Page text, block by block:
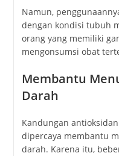
Namun,
dengan kondisi tubuh
orang yang memiliki
mengonsumsi obat
Membantu
Darah
Kandungan
dipercaya membantu
darah. Karena itu,